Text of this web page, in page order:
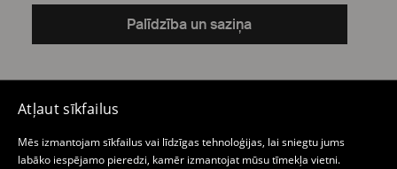
Atļaut sīkfailus
Mēs izmantojam sīkfailus vai līdzīgas tehnoloģijas, lai sniegtu jums
labāko iespējamo pieredzi, kamēr izmantojat mūsu tīmekļa vietni.
Palīdzība un saziņa
Social media